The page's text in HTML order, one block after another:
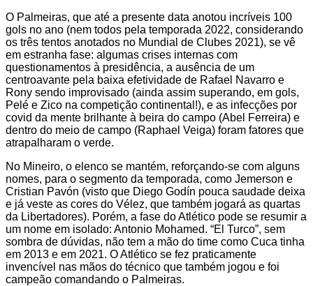
O Palmeiras, que até a presente data anotou incríveis 100
gols no ano (nem todos pela temporada 2022, considerando
os três tentos anotados no Mundial de Clubes 2021), se vê
em estranha fase: algumas crises internas com
questionamentos à presidência, a ausência de um
centroavante pela baixa efetividade de Rafael Navarro e
Rony sendo improvisado (ainda assim superando, em gols,
Pelé e Zico na competição continental!), e as infecções por
covid da mente brilhante à beira do campo (Abel Ferreira) e
dentro do meio de campo (Raphael Veiga) foram fatores que
atrapalharam o verde.
No Mineiro, o elenco se mantém, reforçando-se com alguns
nomes, para o segmento da temporada, como Jemerson e
Cristian Pavón (visto que Diego Godín pouca saudade deixa
e já veste as cores do Vélez, que também jogará as quartas
da Libertadores). Porém, a fase do Atlético pode se resumir a
um nome em isolado: Antonio Mohamed. “El Turco”, sem
sombra de dúvidas, não tem a mão do time como Cuca tinha
em 2013 e em 2021. O Atlético se fez praticamente
invencível nas mãos do técnico que também jogou e foi
campeão comandando o Palmeiras.